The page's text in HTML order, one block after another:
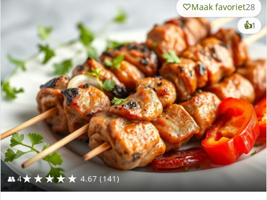
👥 4★★★★★ 4.67 (141)
Maak favoriet28
👍1